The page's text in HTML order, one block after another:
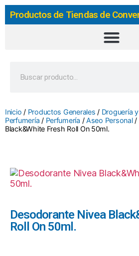
Productos de Tiendas de
Inicio / Productos Generales / Droguería y
Perfumería / Perfumería /Aseo Personal/
Black&White Fresh Roll On 50ml.
Desodorante Nivea
Roll On 50ml.